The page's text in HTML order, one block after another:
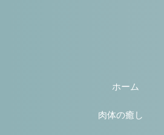
ホーム
肉体の癒し